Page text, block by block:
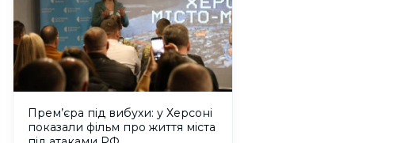
Прем’єра під вибухи: у Херсоні
показали фільм про життя міста